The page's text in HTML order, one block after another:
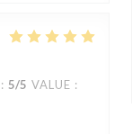
: 5/5 VALUE :